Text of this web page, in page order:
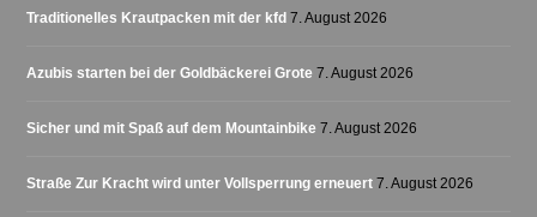
Traditionelles Krautpacken mit der kfd 7. August 2026
Azubis starten bei der Goldbäckerei Grote 7. August 2026
Sicher und mit Spaß auf dem Mountainbike 7. August 2026
Straße Zur Kracht wird unter Vollsperrung erneuert 7. August 2026